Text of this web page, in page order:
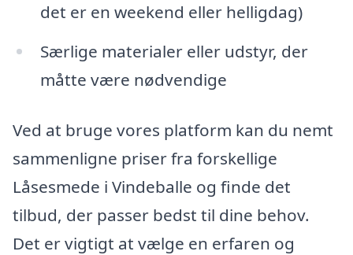
det er en weekend eller helligdag)
Særlige materialer eller udstyr, der
måtte være nødvendige
Ved at bruge vores platform kan du nemt
sammenligne priser fra forskellige
Låsesmede i Vindeballe og finde det
tilbud, der passer bedst til dine behov.
Det er vigtigt at vælge en erfaren og